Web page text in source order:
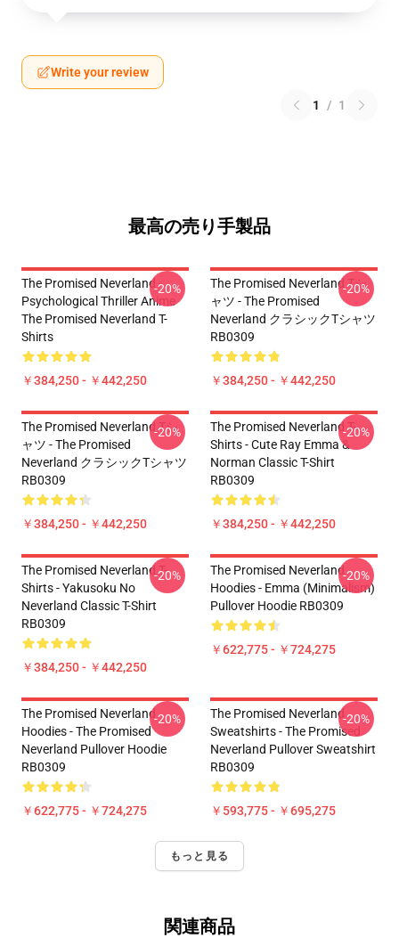
Write your review
1 / 1
最高の売り手製品
The Promised Neverland -
Psychological Thriller Anime
The Promised Neverland T-
Shirts
￥384,250 - ￥442,250
-20%
The Promised Neverland Tシ
ャツ - The Promised
Neverland クラシックTシャツ
RB0309
￥384,250 - ￥442,250
-20%
The Promised Neverland Tシ
ャツ - The Promised
Neverland クラシックTシャツ
RB0309
￥384,250 - ￥442,250
-20%
The Promised Neverland T-
Shirts - Cute Ray Emma &
Norman Classic T-Shirt
RB0309
￥384,250 - ￥442,250
-20%
The Promised Neverland T-
Shirts - Yakusoku No
Neverland Classic T-Shirt
RB0309
￥384,250 - ￥442,250
-20%
The Promised Neverland
Hoodies - Emma (Minimalism)
Pullover Hoodie RB0309
￥622,775 - ￥724,275
-20%
The Promised Neverland
Hoodies - The Promised
Neverland Pullover Hoodie
RB0309
￥622,775 - ￥724,275
-20%
The Promised Neverland
Sweatshirts - The Promised
Neverland Pullover Sweatshirt
RB0309
￥593,775 - ￥695,275
-20%
もっと見る
関連商品